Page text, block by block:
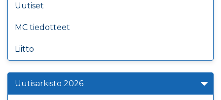
Uutiset
MC tiedotteet
Liitto
Uutisarkisto 2026